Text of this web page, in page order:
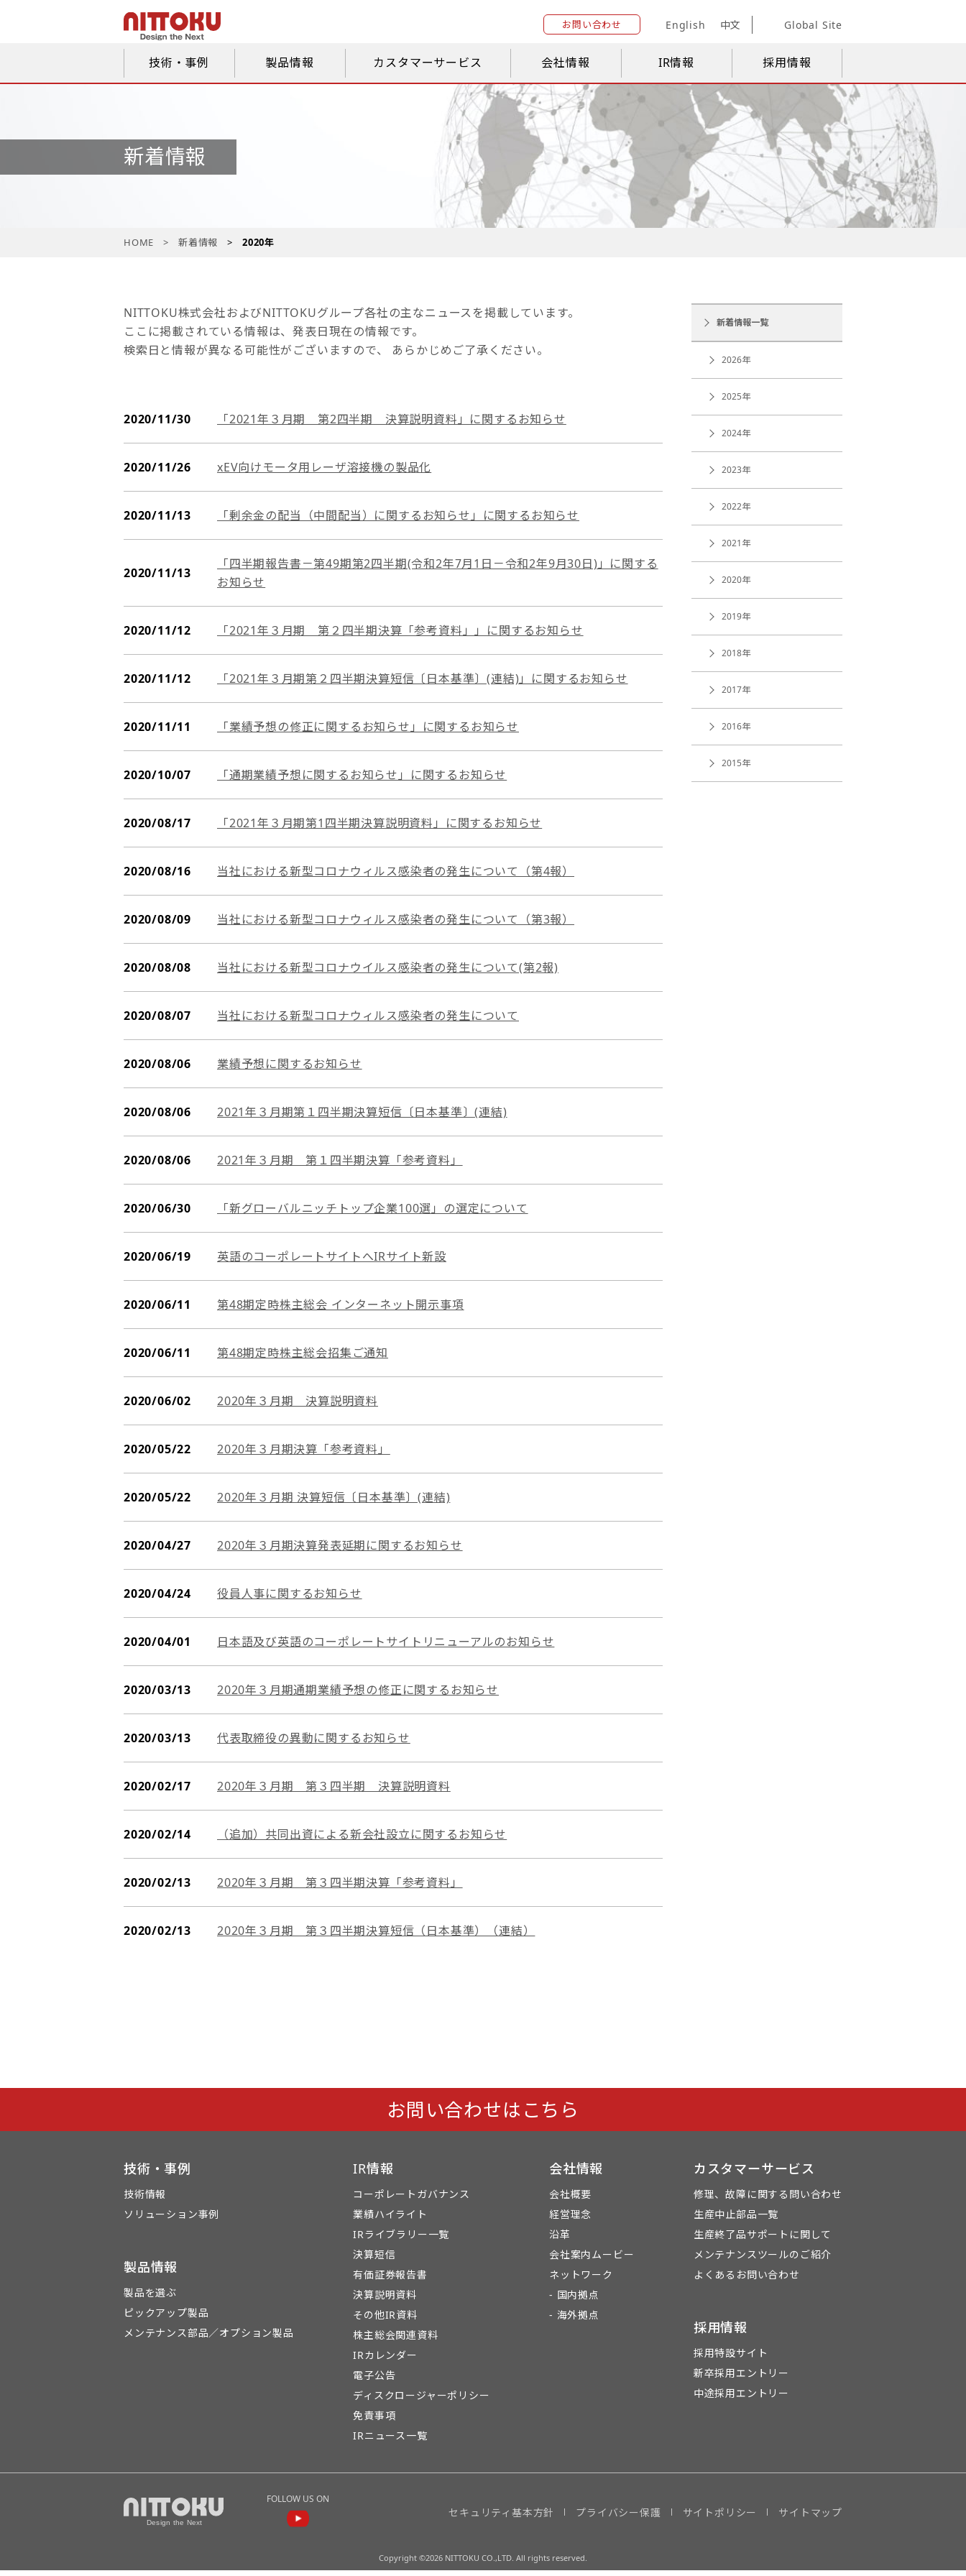
お問い合わせ English 中文 Global Site
技術・事例 製品情報 カスタマーサービス 会社情報 IR情報 採用情報
新着情報
HOME 新着情報 2020年
NITTOKU株式会社およびNITTOKUグループ各社の主なニュースを掲載しています。
ここに掲載されている情報は、発表日現在の情報です。
検索日と情報が異なる可能性がございますので、 あらかじめご了承ください。
2020/11/30 「2021年３月期 第2四半期 決算説明資料」に関するお知らせ
2020/11/26 xEV向けモータ用レーザ溶接機の製品化
2020/11/13 「剰余金の配当（中間配当）に関するお知らせ」に関するお知らせ
2020/11/13
「四半期報告書－第49期第2四半期(令和2年7月1日－令和2年9月30日)」に関する
お知らせ
2020/11/12 「2021年３月期 第２四半期決算「参考資料」」に関するお知らせ
2020/11/12 「2021年３月期第２四半期決算短信〔日本基準〕(連結)」に関するお知らせ
2020/11/11 「業績予想の修正に関するお知らせ」に関するお知らせ
2020/10/07 「通期業績予想に関するお知らせ」に関するお知らせ
2020/08/17 「2021年３月期第1四半期決算説明資料」に関するお知らせ
2020/08/16 当社における新型コロナウィルス感染者の発生について（第4報）
2020/08/09 当社における新型コロナウィルス感染者の発生について（第3報）
2020/08/08 当社における新型コロナウイルス感染者の発⽣について(第2報)
2020/08/07 当社における新型コロナウィルス感染者の発生について
2020/08/06 業績予想に関するお知らせ
2020/08/06 2021年３月期第１四半期決算短信〔日本基準〕(連結)
2020/08/06 2021年３月期 第１四半期決算「参考資料」
2020/06/30 「新グローバルニッチトップ企業100選」の選定について
2020/06/19 英語のコーポレートサイトへIRサイト新設
2020/06/11 第48期定時株主総会 インターネット開示事項
2020/06/11 第48期定時株主総会招集ご通知
2020/06/02 2020年３月期 決算説明資料
2020/05/22 2020年３月期決算「参考資料」
2020/05/22 2020年３月期 決算短信〔日本基準〕(連結)
2020/04/27 2020年３月期決算発表延期に関するお知らせ
2020/04/24 役員人事に関するお知らせ
2020/04/01 日本語及び英語のコーポレートサイトリニューアルのお知らせ
2020/03/13 2020年３月期通期業績予想の修正に関するお知らせ
2020/03/13 代表取締役の異動に関するお知らせ
2020/02/17 2020年３月期 第３四半期 決算説明資料
2020/02/14 （追加）共同出資による新会社設立に関するお知らせ
2020/02/13 2020年３月期 第３四半期決算「参考資料」
2020/02/13 2020年３月期 第３四半期決算短信（日本基準）（連結）
新着情報一覧
2026年
2025年
2024年
2023年
2022年
2021年
2020年
2019年
2018年
2017年
2016年
2015年
お問い合わせはこちら
技術・事例
技術情報
ソリューション事例
製品情報
製品を選ぶ
ピックアップ製品
メンテナンス部品／オプション製品
IR情報
コーポレートガバナンス
業績ハイライト
IRライブラリー一覧
決算短信
有価証券報告書
決算説明資料
その他IR資料
株主総会関連資料
IRカレンダー
電子公告
ディスクロージャーポリシー
免責事項
IRニュース一覧
会社情報
会社概要
経営理念
沿革
会社案内ムービー
ネットワーク
- 国内拠点
- 海外拠点
カスタマーサービス
修理、故障に関する問い合わせ
生産中止部品一覧
生産終了品サポートに関して
メンテナンスツールのご紹介
よくあるお問い合わせ
採用情報
採用特設サイト
新卒採用エントリー
中途採用エントリー
FOLLOW US ON
セキュリティ基本方針 プライバシー保護 サイトポリシー サイトマップ
Copyright ©2026 NITTOKU CO.,LTD. All rights reserved.